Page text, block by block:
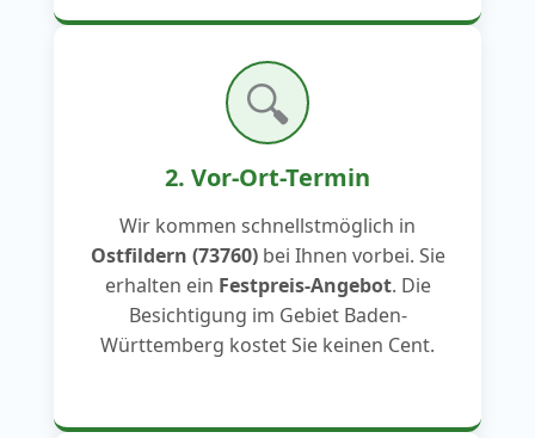
🔍
2. Vor-Ort-Termin
Wir kommen schnellstmöglich in
Ostfildern (73760)bei Ihnen vorbei. Sie
erhalten ein Festpreis-Angebot. Die
Besichtigung im Gebiet Baden-
Württemberg kostet Sie keinen Cent.